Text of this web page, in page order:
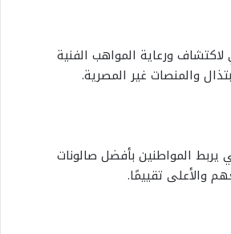
ورعاية المواهب الفنية
والمنصات غير المصرية.
يربط المواطنين بأفضل صالونات
والأعلى تقييمًا.